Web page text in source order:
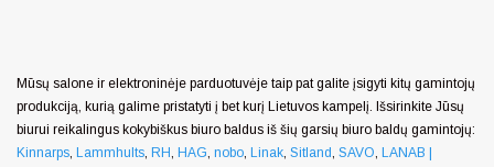
Mūsų salone ir elektroninėje parduotuvėje taip pat galite įsigyti kitų gamintojų
produkciją, kurią galime pristatyti į bet kurį Lietuvos kampelį. Išsirinkite Jūsų
biurui reikalingus kokybiškus biuro baldus iš šių garsių biuro baldų gamintojų:
Kinnarps, Lammhults, RH, HAG, nobo, Linak, Sitland, SAVO, LANAB |